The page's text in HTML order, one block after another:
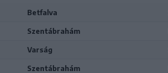
Betfalva
Szentábrahám
Varság
Szentábrahám